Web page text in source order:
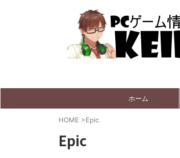
ホーム
HOME >Epic
Epic